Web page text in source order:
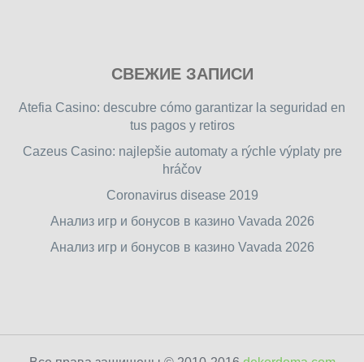
free
games
games.
СВЕЖИЕ ЗАПИСИ
Atefia Casino: descubre cómo garantizar la seguridad en
tus pagos y retiros
Cazeus Casino: najlepšie automaty a rýchle výplaty pre
hráčov
Coronavirus disease 2019
Анализ игр и бонусов в казино Vavada 2026
Анализ игр и бонусов в казино Vavada 2026